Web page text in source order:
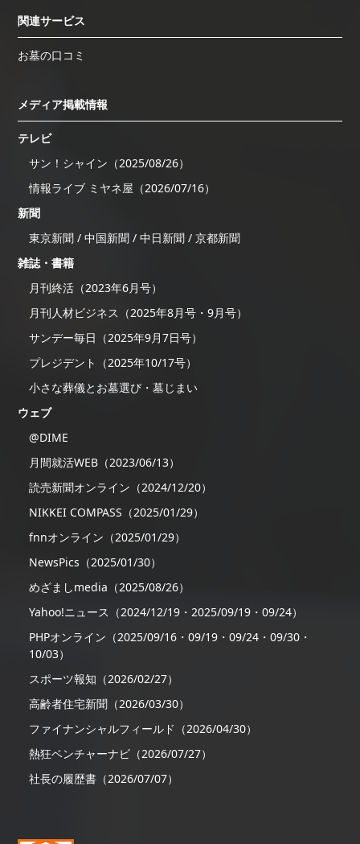
関連サービス
お墓の口コミ
メディア掲載情報
テレビ
サン！シャイン（2025/08/26）
情報ライブ ミヤネ屋（2026/07/16）
新聞
東京新聞 / 中国新聞 / 中日新聞 / 京都新聞
雑誌・書籍
月刊終活（2023年6月号）
月刊人材ビジネス（2025年8月号・9月号）
サンデー毎日（2025年9月7日号）
プレジデント（2025年10/17号）
小さな葬儀とお墓選び・墓じまい
ウェブ
@DIME
月間就活WEB（2023/06/13）
読売新聞オンライン（2024/12/20）
NIKKEI COMPASS（2025/01/29）
fnnオンライン（2025/01/29）
NewsPics（2025/01/30）
めざましmedia（2025/08/26）
Yahoo!ニュース（2024/12/19・2025/09/19・09/24）
PHPオンライン（2025/09/16・09/19・09/24・09/30・
10/03）
スポーツ報知（2026/02/27）
高齢者住宅新聞（2026/03/30）
ファイナンシャルフィールド（2026/04/30）
熱狂ベンチャーナビ（2026/07/27）
社長の履歴書（2026/07/07）